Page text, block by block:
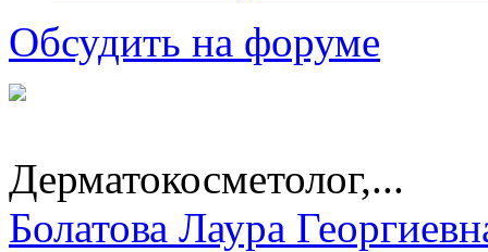
Обсудить на форуме
Дерматокосметолог,...
Болатова Лаура